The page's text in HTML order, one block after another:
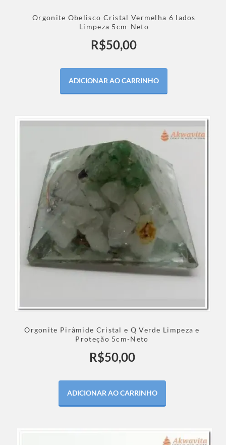
Orgonite Obelisco Cristal Vermelha 6 lados
Limpeza 5cm-Neto
R$50,00
ADICIONAR AO CARRINHO
Orgonite Pirâmide Cristal e Q Verde Limpeza e
Proteção 5cm-Neto
R$50,00
ADICIONAR AO CARRINHO